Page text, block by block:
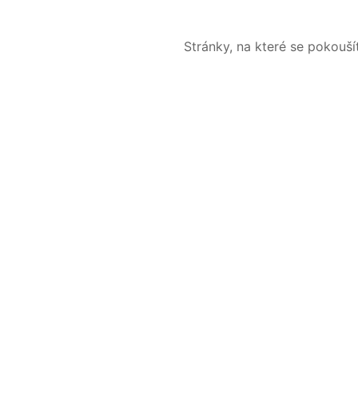
Stránky, na které se